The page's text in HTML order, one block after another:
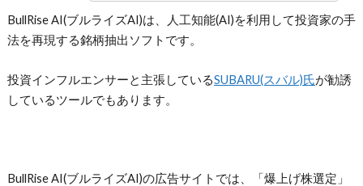
BullRise AI(ブルライズAI)は、人工知能(AI)を利用して投資家の手
法を再現する銘柄抽出ソフトです。
投資インフルエンサーと主張しているSUBARU(スバル)氏が勧誘
しているツールでもあります。
BullRise AI(ブルライズAI)の広告サイトでは、「爆上げ株選定」